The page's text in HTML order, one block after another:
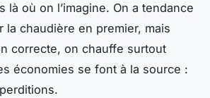
là où on l’imagine. On a tendance
la chaudière en premier, mais
correcte, on chauffe surtout
économies se font à la source :